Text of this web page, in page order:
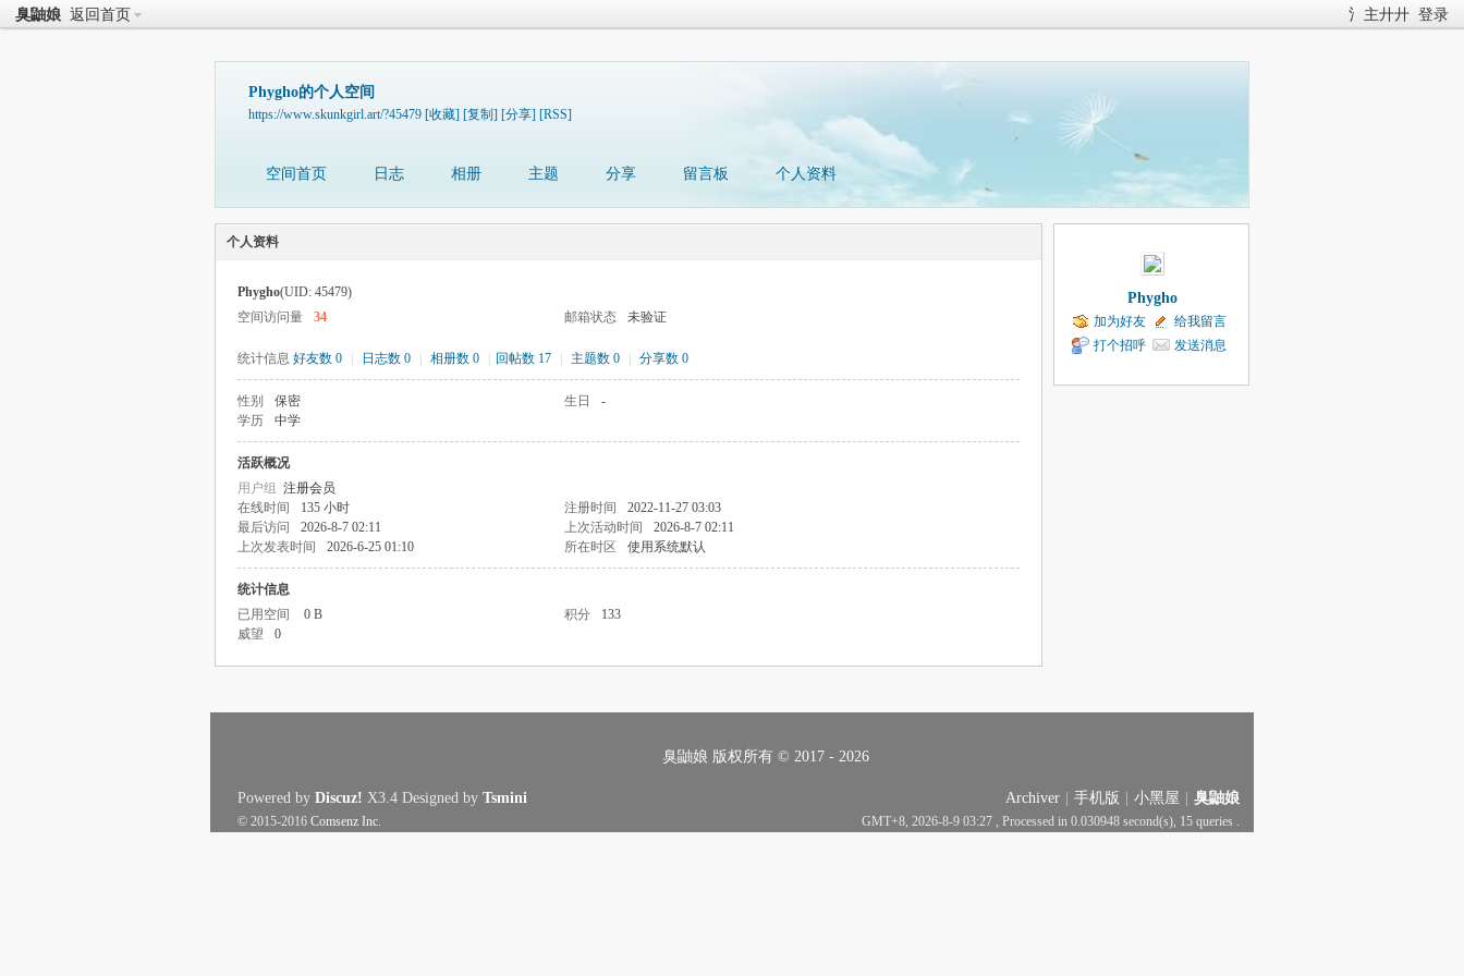
氵主廾廾 登录
臭鼬娘 返回首页
Phygho的个人空间
https://www.skunkgirl.art/?45479 [收藏] [复制] [分享] [RSS]
空间首页 日志 相册 主题 分享 留言板 个人资料
个人资料
Phygho(UID: 45479)
空间访问量
34 邮箱状态 未验证
统计信息 好友数 0 日志数 0 相册数 0 回帖数 17 主题数 0 分享数 0
性别 保密 生日
-
学历
中学
活跃概况
用户组 注册会员
在线时间
135 小时 注册时间
2022-11-27 03:03
最后访问
2026-8-7 02:11 上次活动时间
2026-8-7 02:11
上次发表时间
2026-6-25 01:10 所在时区 使用系统默认
统计信息
已用空间
0 B 积分
133
威望
0
Phygho
加为好友
给我留言
打个招呼
发送消息
臭鼬娘 版权所有 © 2017 - 2026
Archiver 手机版 小黑屋 臭鼬娘
GMT+8, 2026-8-9 03:27 , Processed in 0.030948 second(s), 15 queries .
Powered by Discuz! X3.4 Designed by Tsmini
© 2015-2016 Comsenz Inc.